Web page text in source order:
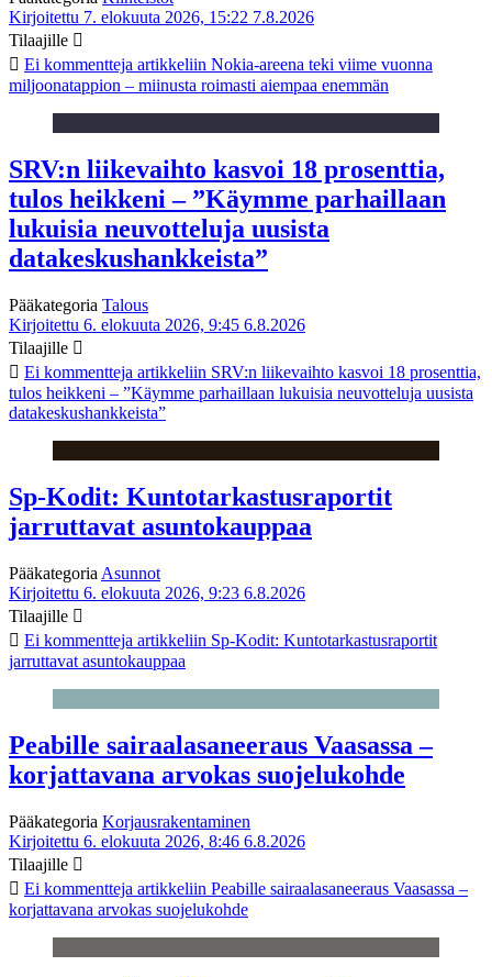
Kirjoitettu 7. elokuuta 2026, 15:22 7.8.2026
Tilaajille
Ei kommentteja artikkeliin Nokia-areena teki viime vuonna
miljoonatappion – miinusta roimasti aiempaa enemmän
SRV:n liikevaihto kasvoi 18 prosenttia,
tulos heikkeni – ”Käymme parhaillaan
lukuisia neuvotteluja uusista
datakeskushankkeista”
Pääkategoria Talous
Kirjoitettu 6. elokuuta 2026, 9:45 6.8.2026
Tilaajille
Ei kommentteja artikkeliin SRV:n liikevaihto kasvoi 18 prosenttia,
tulos heikkeni – ”Käymme parhaillaan lukuisia neuvotteluja uusista
datakeskushankkeista”
Sp-Kodit: Kuntotarkastusraportit
jarruttavat asuntokauppaa
Pääkategoria Asunnot
Kirjoitettu 6. elokuuta 2026, 9:23 6.8.2026
Tilaajille
Ei kommentteja artikkeliin Sp-Kodit: Kuntotarkastusraportit
jarruttavat asuntokauppaa
Peabille sairaalasaneeraus Vaasassa –
korjattavana arvokas suojelukohde
Pääkategoria Korjausrakentaminen
Kirjoitettu 6. elokuuta 2026, 8:46 6.8.2026
Tilaajille
Ei kommentteja artikkeliin Peabille sairaalasaneeraus Vaasassa –
korjattavana arvokas suojelukohde